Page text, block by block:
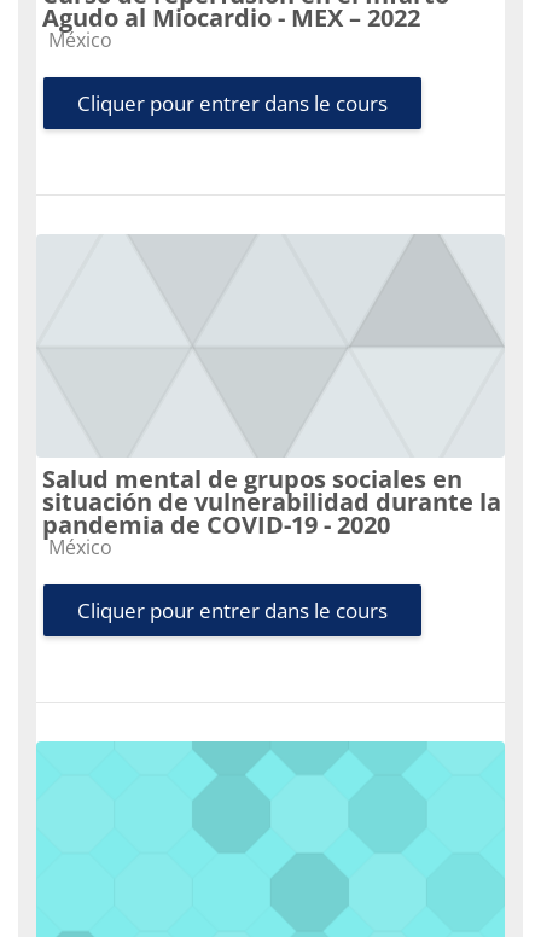
Agudo al Miocardio - MEX – 2022
Catégorie de cours
México
Cliquer pour entrer dans le cours
Salud mental de grupos sociales en
situación de vulnerabilidad durante la
pandemia de COVID-19 - 2020
Catégorie de cours
México
Cliquer pour entrer dans le cours